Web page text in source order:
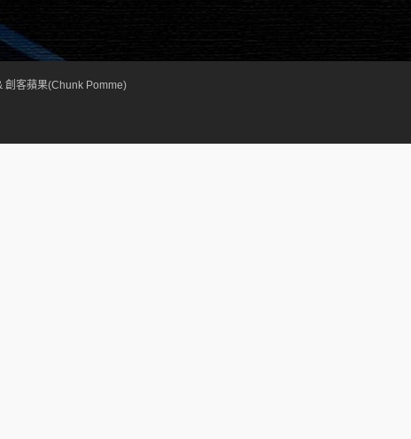
創客蘋果(Chunk Pomme)